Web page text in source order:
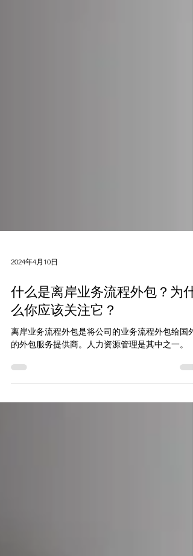
2024年4月10日
什么是离岸业务流程外包？为什
么你应该关注它？
离岸业务流程外包是将公司的业务流程外包给国外
的外包服务提供商。人力资源管理是其中之一。